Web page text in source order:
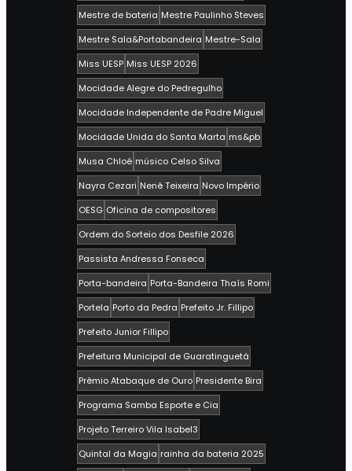
Mestre de bateria Mestre Paulinho Steves
Mestre Sala&Portabandeira Mestre-Sala
Miss UESP Miss UESP 2026
Mocidade Alegre do Pedregulho
Mocidade Independente de Padre Miguel
Mocidade Unida do Santa Marta ms&pb
Musa Chloé músico Celso Silva
Nayra Cezari Nenê Teixeira Novo Império
OESG Oficina de compositores
Ordem do Sorteio dos Desfile 2026
Passista Andressa Fonseca
Porta-bandeira Porta-Bandeira Thaís Romi
Portela Porto da Pedra Prefeito Jr. Fillipo
Prefeito Junior Fillipo
Prefeitura Municipal de Guaratinguetá
Prêmio Atabaque de Ouro Presidente Bira
Programa Samba Esporte e Cia
Projeto Terreiro Vila Isabel3
Quintal da Magia rainha da bateria 2025